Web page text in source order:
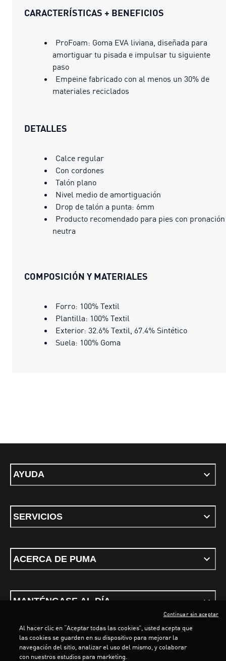
CARACTERÍSTICAS + BENEFICIOS
ProFoam: Goma EVA liviana, diseñada para
amortiguar tu pisada e impulsar tu siguiente
paso
Empeine fabricado con al menos un 30% de
materiales reciclados
DETALLES
Calce regular
Con cordones
Talón plano
Nivel medio de amortiguación
Drop de talón a punta: 6mm
Producto recomendado para pies con pronación
neutra
COMPOSICIÓN Y MATERIALES
Forro: 100% Textil
Plantilla: 100% Textil
Exterior: 32.6% Textil, 67.4% Sintético
Suela: 100% Goma
AYUDA
SERVICIOS
ACERCA DE PUMA
MANTÉNGASE AL DÍA
Términos y condicionesPolítica de Privacidad
Al hacer clic en “Aceptar todas las cookies”, usted acepta que
las cookies se guarden en su dispositivo para mejorar la
navegación del sitio, analizar el uso del mismo, y colaborar
con nuestros estudios para marketing.
Continuar sin aceptar